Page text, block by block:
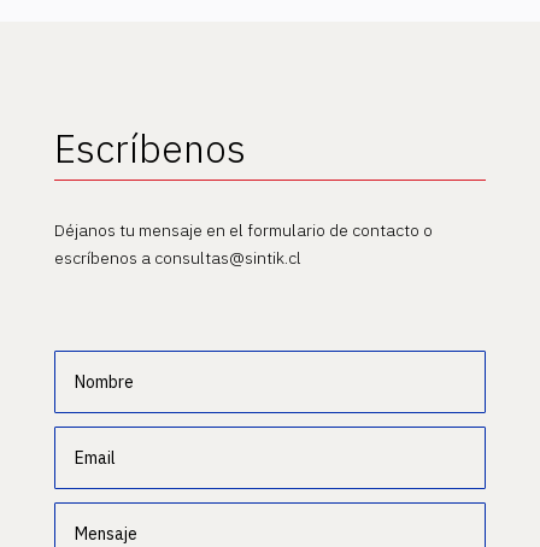
Escríbenos
Déjanos tu mensaje en el formulario de contacto o
escríbenos a consultas@sintik.cl